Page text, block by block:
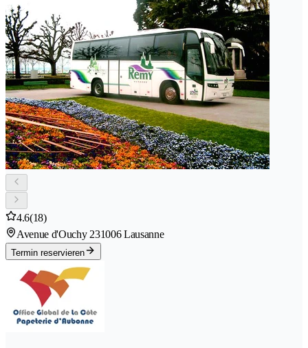
4.6(18)
Avenue d'Ouchy 231006 Lausanne
Termin reservieren